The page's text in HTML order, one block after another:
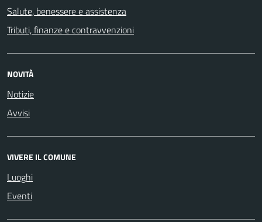
Salute, benessere e assistenza
Tributi, finanze e contravvenzioni
NOVITÀ
Notizie
Avvisi
VIVERE IL COMUNE
Luoghi
Eventi